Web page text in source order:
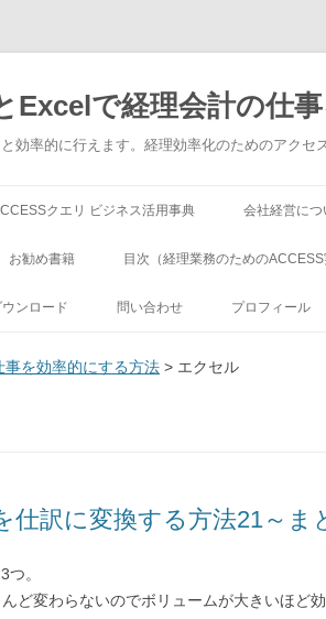
Excelで経理会計の仕
率的に行えます。経理効率化のためのアクセ
クエリ ビジネス活用事典 会社経営につ
お勧め書籍 目次（経理業務のためのACCESS
ウンロード 問い合わせ プロフィール
を効率的にする方法 > エクセル
訳に変換する方法21～ま
。
ど変わらないのでボリュームが大きいほど